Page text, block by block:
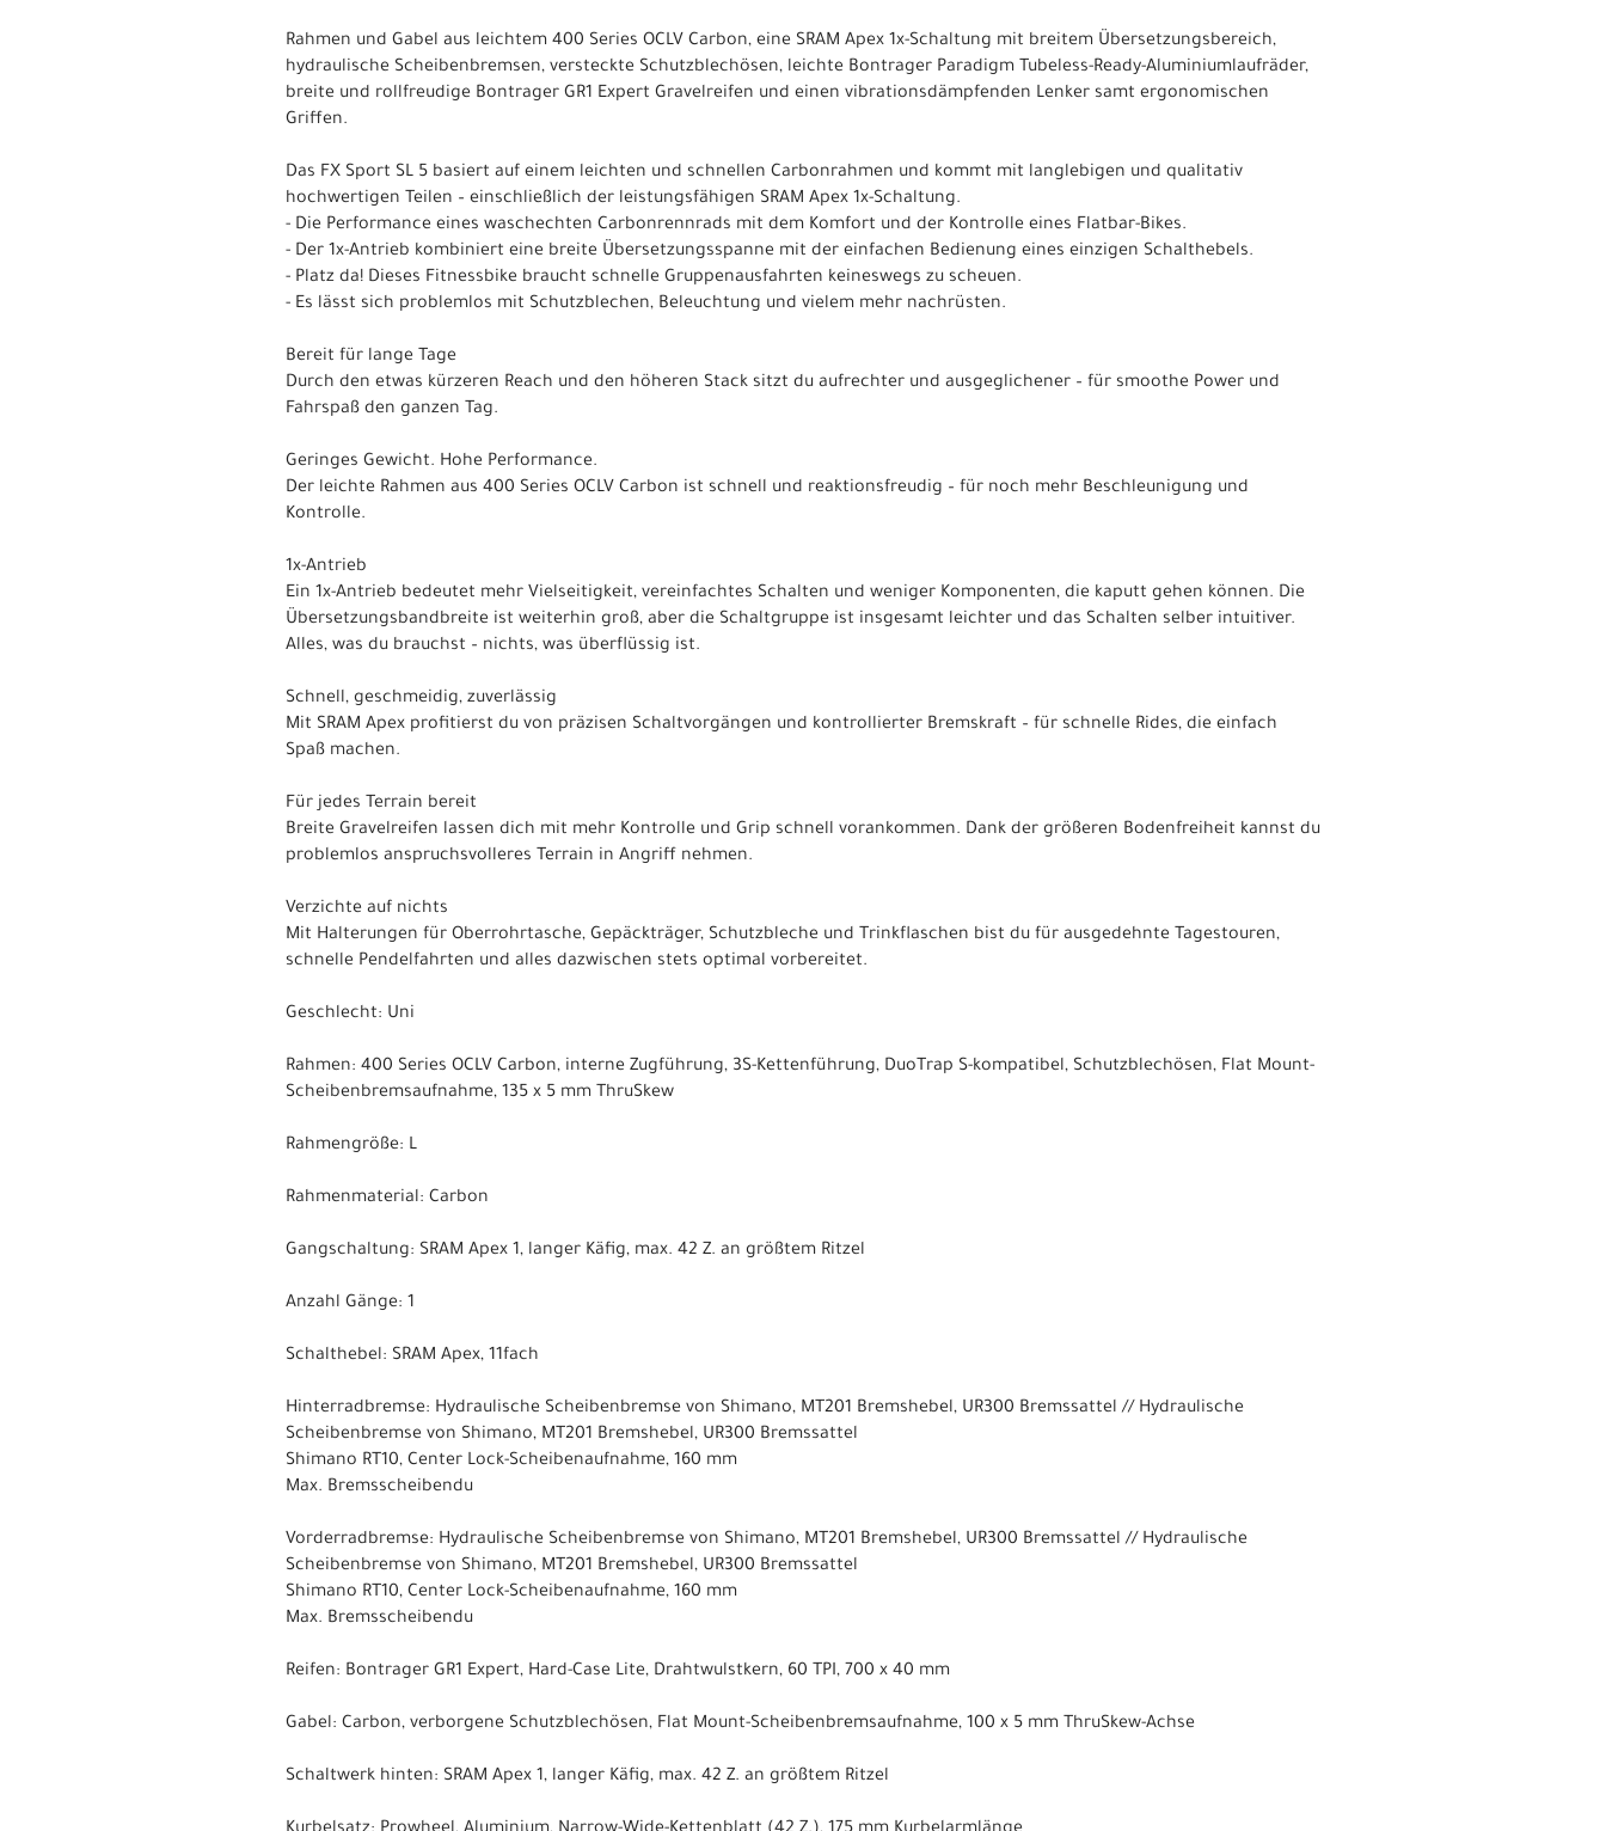
Rahmen und Gabel aus leichtem 400 Series OCLV Carbon, eine SRAM Apex 1x-Schaltung mit breitem Übersetzungsbereich,
hydraulische Scheibenbremsen, versteckte Schutzblechösen, leichte Bontrager Paradigm Tubeless-Ready-Aluminiumlaufräder,
breite und rollfreudige Bontrager GR1 Expert Gravelreifen und einen vibrationsdämpfenden Lenker samt ergonomischen
Griffen.
Das FX Sport SL 5 basiert auf einem leichten und schnellen Carbonrahmen und kommt mit langlebigen und qualitativ
hochwertigen Teilen – einschließlich der leistungsfähigen SRAM Apex 1x-Schaltung.
- Die Performance eines waschechten Carbonrennrads mit dem Komfort und der Kontrolle eines Flatbar-Bikes.
- Der 1x-Antrieb kombiniert eine breite Übersetzungsspanne mit der einfachen Bedienung eines einzigen Schalthebels.
- Platz da! Dieses Fitnessbike braucht schnelle Gruppenausfahrten keineswegs zu scheuen.
- Es lässt sich problemlos mit Schutzblechen, Beleuchtung und vielem mehr nachrüsten.
Bereit für lange Tage
Durch den etwas kürzeren Reach und den höheren Stack sitzt du aufrechter und ausgeglichener – für smoothe Power und
Fahrspaß den ganzen Tag.
Geringes Gewicht. Hohe Performance.
Der leichte Rahmen aus 400 Series OCLV Carbon ist schnell und reaktionsfreudig – für noch mehr Beschleunigung und
Kontrolle.
1x-Antrieb
Ein 1x-Antrieb bedeutet mehr Vielseitigkeit, vereinfachtes Schalten und weniger Komponenten, die kaputt gehen können. Die
Übersetzungsbandbreite ist weiterhin groß, aber die Schaltgruppe ist insgesamt leichter und das Schalten selber intuitiver.
Alles, was du brauchst – nichts, was überflüssig ist.
Schnell, geschmeidig, zuverlässig
Mit SRAM Apex profitierst du von präzisen Schaltvorgängen und kontrollierter Bremskraft – für schnelle Rides, die einfach
Spaß machen.
Für jedes Terrain bereit
Breite Gravelreifen lassen dich mit mehr Kontrolle und Grip schnell vorankommen. Dank der größeren Bodenfreiheit kannst du
problemlos anspruchsvolleres Terrain in Angriff nehmen.
Verzichte auf nichts
Mit Halterungen für Oberrohrtasche, Gepäckträger, Schutzbleche und Trinkflaschen bist du für ausgedehnte Tagestouren,
schnelle Pendelfahrten und alles dazwischen stets optimal vorbereitet.
Geschlecht: Uni
Rahmen: 400 Series OCLV Carbon, interne Zugführung, 3S-Kettenführung, DuoTrap S-kompatibel, Schutzblechösen, Flat Mount-
Scheibenbremsaufnahme, 135 x 5 mm ThruSkew
Rahmengröße: L
Rahmenmaterial: Carbon
Gangschaltung: SRAM Apex 1, langer Käfig, max. 42 Z. an größtem Ritzel
Anzahl Gänge: 1
Schalthebel: SRAM Apex, 11fach
Hinterradbremse: Hydraulische Scheibenbremse von Shimano, MT201 Bremshebel, UR300 Bremssattel // Hydraulische
Scheibenbremse von Shimano, MT201 Bremshebel, UR300 Bremssattel
Shimano RT10, Center Lock-Scheibenaufnahme, 160 mm
Max. Bremsscheibendu
Vorderradbremse: Hydraulische Scheibenbremse von Shimano, MT201 Bremshebel, UR300 Bremssattel // Hydraulische
Scheibenbremse von Shimano, MT201 Bremshebel, UR300 Bremssattel
Shimano RT10, Center Lock-Scheibenaufnahme, 160 mm
Max. Bremsscheibendu
Reifen: Bontrager GR1 Expert, Hard-Case Lite, Drahtwulstkern, 60 TPI, 700 x 40 mm
Gabel: Carbon, verborgene Schutzblechösen, Flat Mount-Scheibenbremsaufnahme, 100 x 5 mm ThruSkew-Achse
Schaltwerk hinten: SRAM Apex 1, langer Käfig, max. 42 Z. an größtem Ritzel